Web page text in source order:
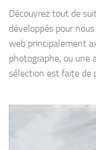
Découvrez tout de
développés pour
web principalement
photographe, ou une
sélection est faite de